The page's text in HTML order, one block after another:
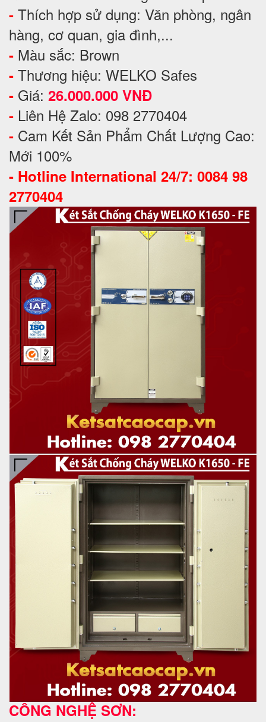
- Thích hợp sử dụng: Văn phòng, ngân
hàng, cơ quan, gia đình,...
- Màu sắc: Brown
- Thương hiệu: WELKO Safes
- Giá: 26.000.000 VNĐ
- Liên Hệ Zalo: 098 2770404
- Cam Kết Sản Phẩm Chất Lượng Cao:
Mới 100%
- Hotline International 24/7: 0084 98
2770404
CÔNG NGHỆ SƠN: